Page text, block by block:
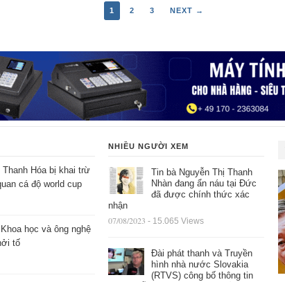
1 2 3 NEXT →
Hóa bị khai trừ
cá độ world cup
học và ông nghệ
tố
NHIỀU NGƯỜI XEM
Tin bà Nguyễn Thị Thanh
Nhàn đang ẩn náu tại Đức
đã được chính thức xác
nhận
07/08/2023 - 15.065 Views
Đài phát thanh và Truyền
hình nhà nước Slovakia
(RTVS) công bố thông tin